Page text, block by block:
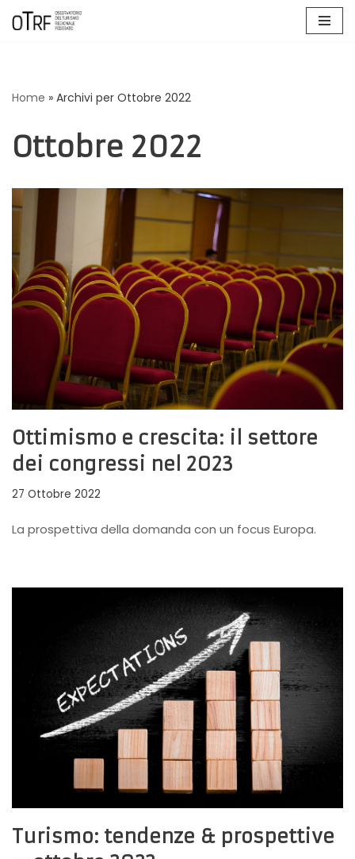
Home » Archivi per Ottobre 2022
Ottobre 2022
Ottimismo e crescita: il settore
dei congressi nel 2023
27 Ottobre 2022
La prospettiva della domanda con un focus Europa.
Turismo: tendenze & prospettive